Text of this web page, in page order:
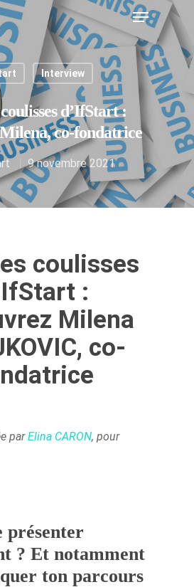
or ESC to close
Interview
d’IfStart :
co-fondatrice
9 novembre 2021
coulisses
:
Milena
co-
parElina CARON, pour
présenter
? Et notamment
ton parcours